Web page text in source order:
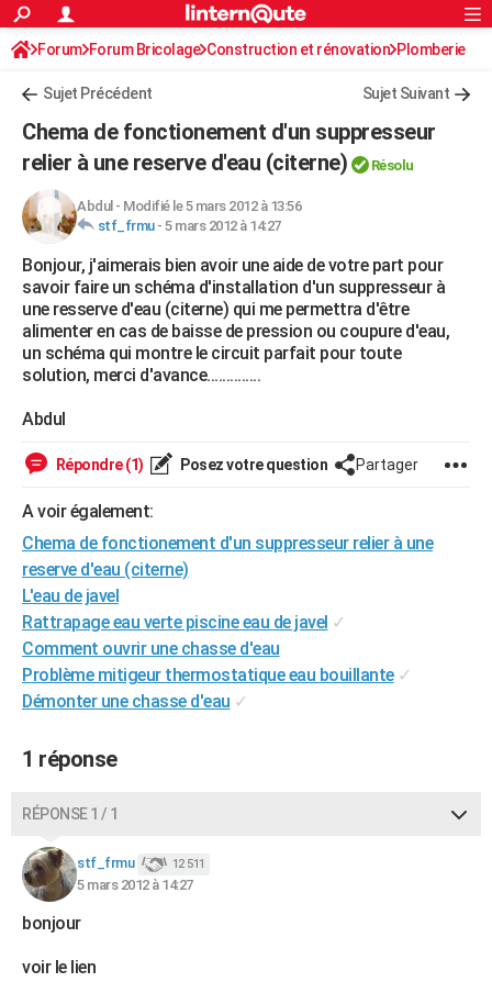
ACTUALITÉS
Politique
Société
Faits Divers
Education
Monde
Villes
+
Programme TV
Streaming
Cinéma
Sorties cinéma
Musique
FINANCE
Retraite
Impôts
Epargne
Immobilier
Risques naturels par ville
Banque
Assurance
Crédit
AUTO
Réserver un essai
Citadines
Berlines
Forum auto
Mobiles
Meilleur smartphone
Internet
Ordinateurs
Jeux vidéo
Guide high-tech
+BRICOLAGE
Forum
Aménagement intérieur
Extérieur
Cuisine
Salle de bains
Jardinage
Rangement
WEEK-END
Guides de France
Escapades
Patrimoine
Expositions
Musées
Week-end nature
+LIFESTYLE
Art de vivre
Bien-être
Loisirs
Mode
Modes de vie
SANTE
Alimentation
Guide de la santé
Maladies
Médicaments
Sommeil
VOYAGE
Destinations
City break
Voyage nature
Voyage de noces
Forum
Climat
+PHOTO
GUIDES D'ACHAT
BONS PLANS
CARTE DE VOEUX
Carte de Noël
Carte Bonne année
Carte Saint-Valentin
Carte Pâques
Carte d'anniversaire
DICTIONNAIRE
S'inscrire
Se connecter
Lycées
Collèges
Primaires
Universités
Entreprises
Service militaire
Avis de recherche
FORUM
Bricolage
Lifestyle
Culture
Sport
Auto
Television
Voyage
Cinema
Rechercher
S'inscrire
Connexion
Forum Forum Bricolage Construction et rénovation Plomberie
Sujet Précédent Sujet Suivant
Chema de fonctionement d'un suppresseur
relier à une reserve d'eau (citerne)
Résolu
Abdul - Modifié le 5 mars 2012 à 13:56
stf_frmu- 5 mars 2012 à 14:27
Bonjour, j'aimerais bien avoir une aide de votre part pour
savoir faire un schéma d'installation d'un suppresseur à
une resserve d'eau (citerne) qui me permettra d'être
alimenter en cas de baisse de pression ou coupure d'eau,
un schéma qui montre le circuit parfait pour toute
solution, merci d'avance..............
Abdul
Répondre (1) Posez votre question Partager
A voir également:
Chema de fonctionement d'un suppresseur relier à une
reserve d'eau (citerne)
L'eau de javel
Rattrapage eau verte piscine eau de javel ✓
Comment ouvrir une chasse d'eau
Problème mitigeur thermostatique eau bouillante ✓
Démonter une chasse d'eau ✓
1 réponse
RÉPONSE 1 / 1
stf_frmu 12 511
5 mars 2012 à 14:27
bonjour
voir le lien